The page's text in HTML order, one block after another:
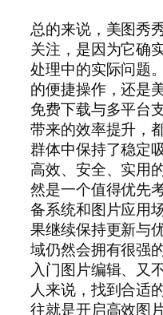
总的来说，美图秀
关注，是因为它确
处理中的实际问题
的便捷操作，还是
免费下载与多平台
带来的效率提升，
群体中保持了稳定
高效、安全、实用
然是一个值得优先
备系统和图片应用
果继续保持更新与
域仍然会拥有很强
入门图片编辑、又
人来说，找到合适
往就是开启高效图